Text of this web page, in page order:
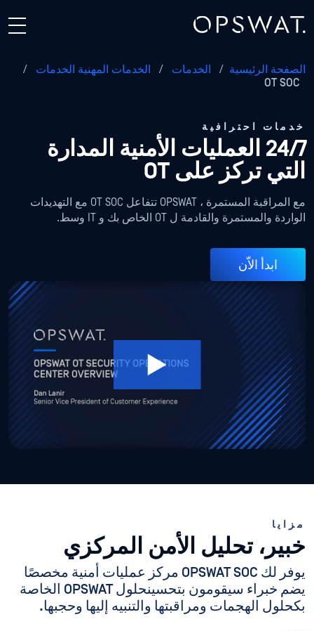
الصفحة الرئيسية / الخدمات / الخدمات المهنية الخدمات
/
OT SOC
خدمات احترافية
24/7 العمليات الأمنية المدارة
التي تركز على OT
مع المراقبة المستمرة ، OPSWAT تتفاعل OT SOC مع التهديدات
الواردة والمستمرة والقادمة ل OT الخاص بك و IT وسط.
ابدأ الاّن
مزايا
خبير، تحليل الأمن المركزي
يوفر لك OPSWAT SOC مركز عمليات أمنية مخصصًا
يضم خبراء سيقومون بتحسينحلول OPSWAT الخاصة
بكحلول الهجمات ومراقبتها والتنبيه إليها وحجبها.